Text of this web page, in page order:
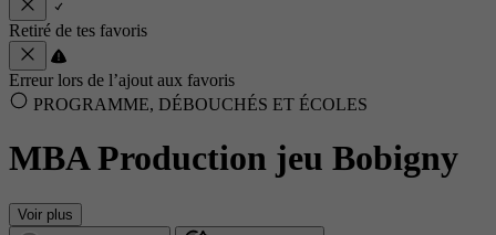
Retiré de tes favoris
Erreur lors de l’ajout aux favoris
PROGRAMME, DÉBOUCHÉS ET ÉCOLES
MBA Production jeu Bobigny
Voir plus